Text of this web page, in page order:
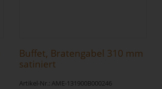
Buffet, Bratengabel 310 mm
satiniert
Artikel-Nr.: AME-131900B000246